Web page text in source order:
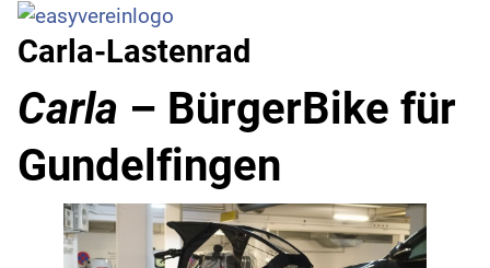
Carla-Lastenrad
Carla – BürgerBike für
Gundelfingen